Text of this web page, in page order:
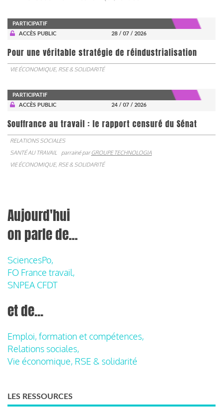
PARTICIPATIF
ACCÈS PUBLIC
28 / 07 / 2026
Pour une véritable stratégie de réindustrialisation
VIE ÉCONOMIQUE, RSE & SOLIDARITÉ
PARTICIPATIF
ACCÈS PUBLIC
24 / 07 / 2026
Souffrance au travail : le rapport censuré du Sénat
RELATIONS SOCIALES
SANTÉ AU TRAVAIL
parrainé parGROUPE TECHNOLOGIA
VIE ÉCONOMIQUE, RSE & SOLIDARITÉ
Aujourd'hui
on parle de...
SciencesPo,
FO France travail,
SNPEA CFDT
et de...
Emploi, formation et compétences,
Relations sociales,
Vie économique, RSE & solidarité
LES RESSOURCES